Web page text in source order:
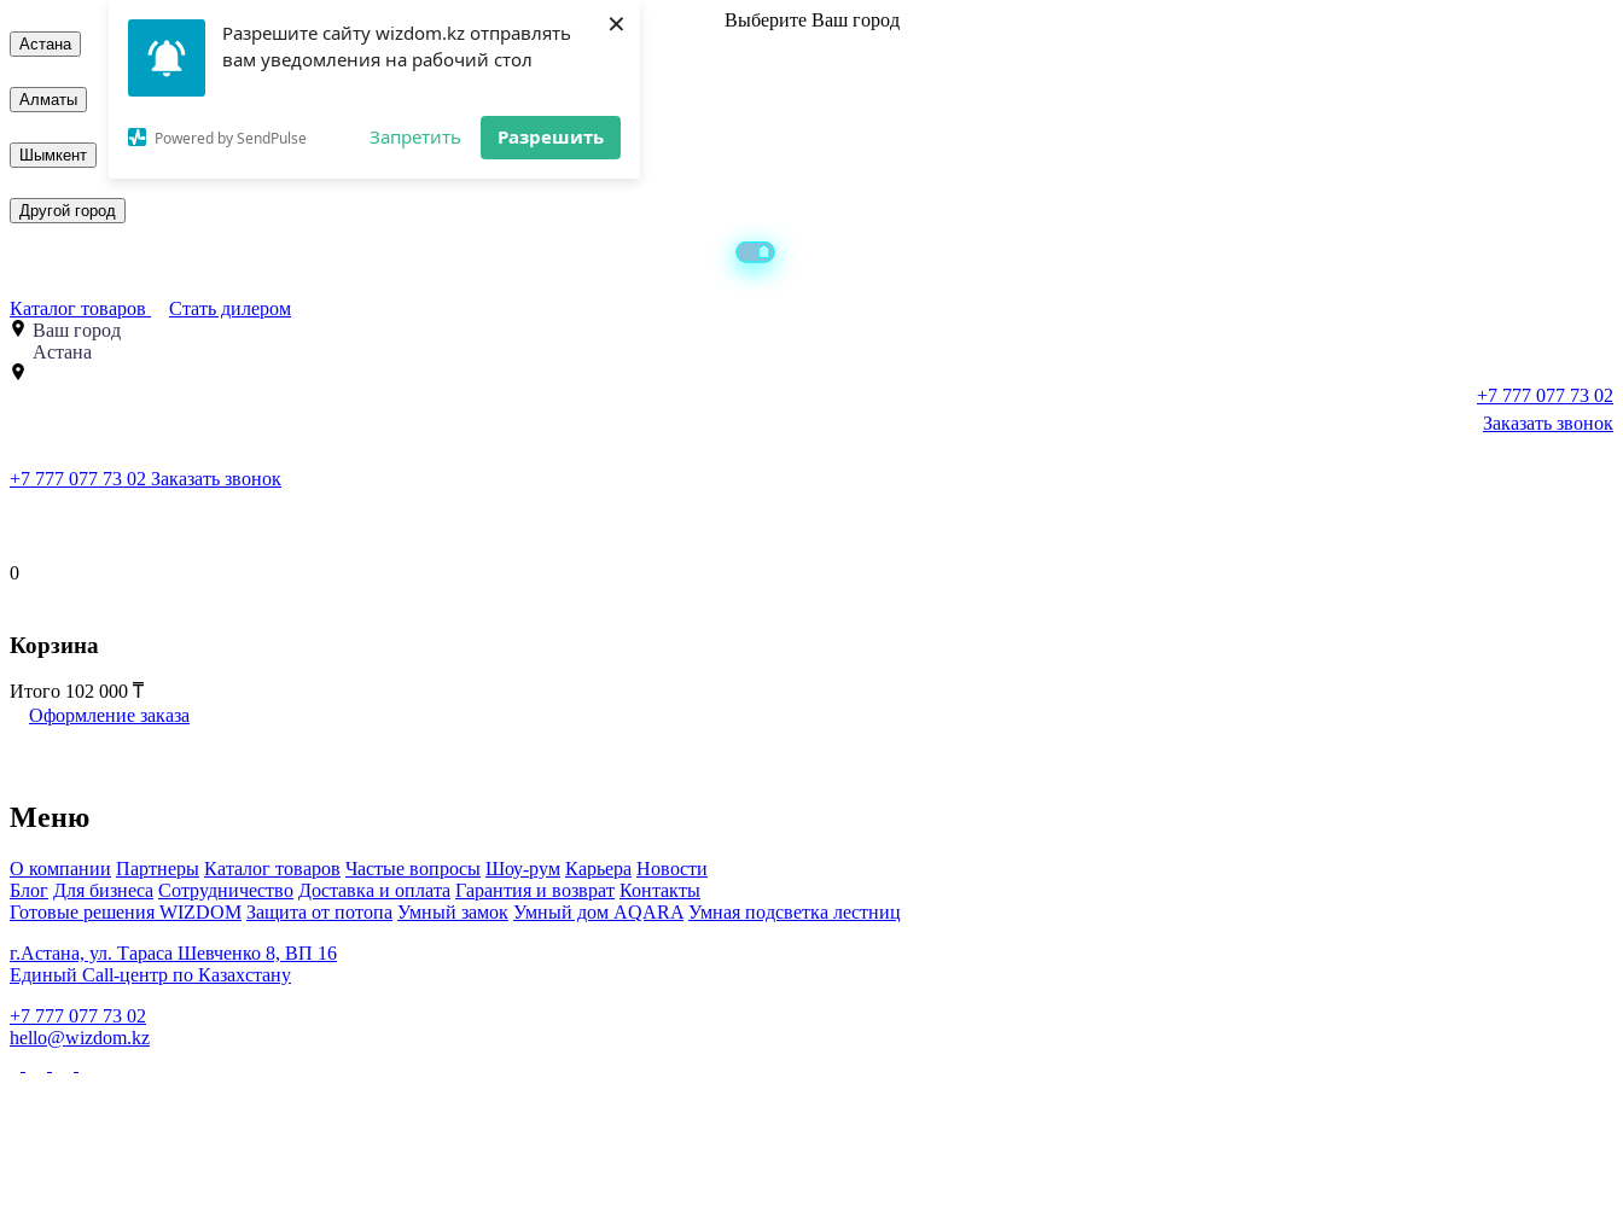
Разрешите сайту wizdom.kz отправлять
вам уведомления на рабочий стол
Powered by SendPulse Запретить Разрешить
× Выберите Ваш город
Астана
Алматы
Шымкент
Другой город
Каталог товаров
Стать дилером
Ваш город
Астана
+7 777 077 73 02
Заказать звонок
+7 777 077 73 02 Заказать звонок
0
Корзина
Итого 102 000
Оформление заказа
Меню
О компании Партнеры Каталог товаров Частые вопросы Шоу-рум Карьера Новости
Блог Для бизнеса Сотрудничество Доставка и оплата Гарантия и возврат Контакты
Готовые решения WIZDOM Защита от потопа Умный замок Умный дом AQARA Умная подсветка лестниц
г.Астана, ул. Тараса Шевченко 8, ВП 16
Единый Call-центр по Казахстану
+7 777 077 73 02
hello@wizdom.kz